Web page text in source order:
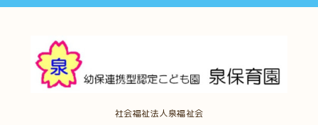
社会福祉法人泉福祉会